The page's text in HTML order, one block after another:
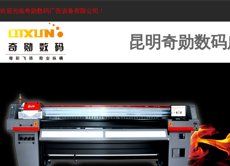
欢迎光临奇勋数码广告设备有限公司！
昆明奇勋数